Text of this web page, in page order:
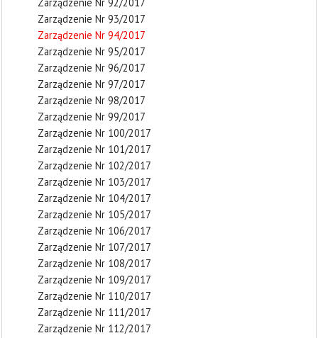
Zarządzenie Nr 93/2017
Zarządzenie Nr 94/2017
Zarządzenie Nr 95/2017
Zarządzenie Nr 96/2017
Zarządzenie Nr 97/2017
Zarządzenie Nr 98/2017
Zarządzenie Nr 99/2017
Zarządzenie Nr 100/2017
Zarządzenie Nr 101/2017
Zarządzenie Nr 102/2017
Zarządzenie Nr 103/2017
Zarządzenie Nr 104/2017
Zarządzenie Nr 105/2017
Zarządzenie Nr 106/2017
Zarządzenie Nr 107/2017
Zarządzenie Nr 108/2017
Zarządzenie Nr 109/2017
Zarządzenie Nr 110/2017
Zarządzenie Nr 111/2017
Zarządzenie Nr 112/2017